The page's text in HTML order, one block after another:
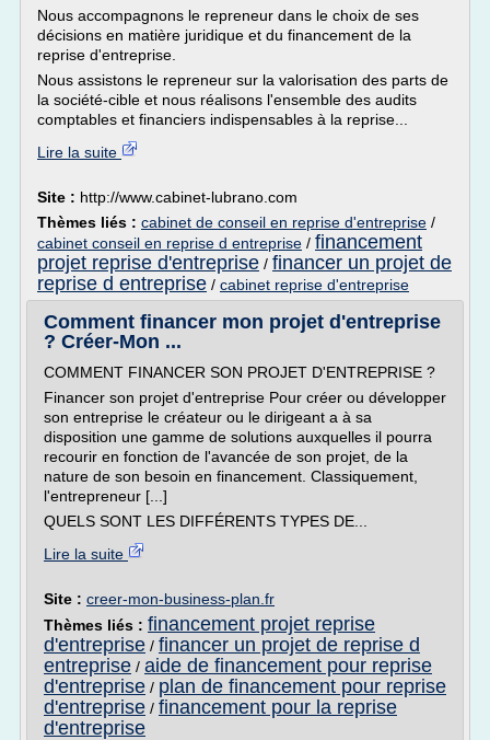
Nous accompagnons le repreneur dans le choix de ses
décisions en matière juridique et du financement de la
reprise d'entreprise.
Nous assistons le repreneur sur la valorisation des parts de
la société-cible et nous réalisons l'ensemble des audits
comptables et financiers indispensables à la reprise...
Lire la suite
Site : http://www.cabinet-lubrano.com
Thèmes liés : cabinet de conseil en reprise d'entreprise /
cabinet conseil en reprise d entreprise / financement
projet reprise d'entreprise / financer un projet de
reprise d entreprise / cabinet reprise d'entreprise
Comment financer mon projet d'entreprise
? Créer-Mon ...
COMMENT FINANCER SON PROJET D'ENTREPRISE ?
Financer son projet d'entreprise Pour créer ou développer
son entreprise le créateur ou le dirigeant a à sa
disposition une gamme de solutions auxquelles il pourra
recourir en fonction de l'avancée de son projet, de la
nature de son besoin en financement. Classiquement,
l'entrepreneur [...]
QUELS SONT LES DIFFÉRENTS TYPES DE...
Lire la suite
Site : creer-mon-business-plan.fr
Thèmes liés : financement projet reprise
d'entreprise / financer un projet de reprise d
entreprise / aide de financement pour reprise
d'entreprise / plan de financement pour reprise
d'entreprise / financement pour la reprise
d'entreprise